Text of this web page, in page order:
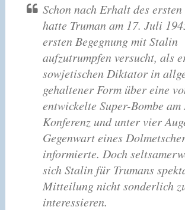
Schon nach Erhalt des ersten
hatte Truman am 17. Juli
ersten Begegnung mit Stalin
aufzutrumpfen versucht, als
sowjetischen Diktator in
gehaltener Form über eine
entwickelte Super-Bombe am
Konferenz und unter vier
Gegenwart eines
informierte. Doch
sich Stalin für Trumans
Mitteilung nicht sonderlich
interessieren.